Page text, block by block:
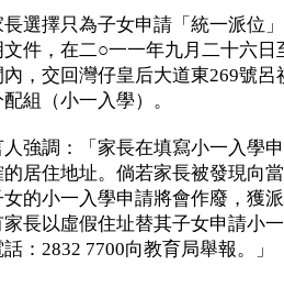
擇只為子女申請「統一派位」
件，在二○一一年九月二十六
，交回灣仔皇后大道東269號
組（小一入學）。
調：「家長在填寫小一入學申
居住地址。倘若家長被發現向
的小一入學申請將會作廢，獲
長以虛假住址替其子女申請小
：2832 7700向教育局舉報。」